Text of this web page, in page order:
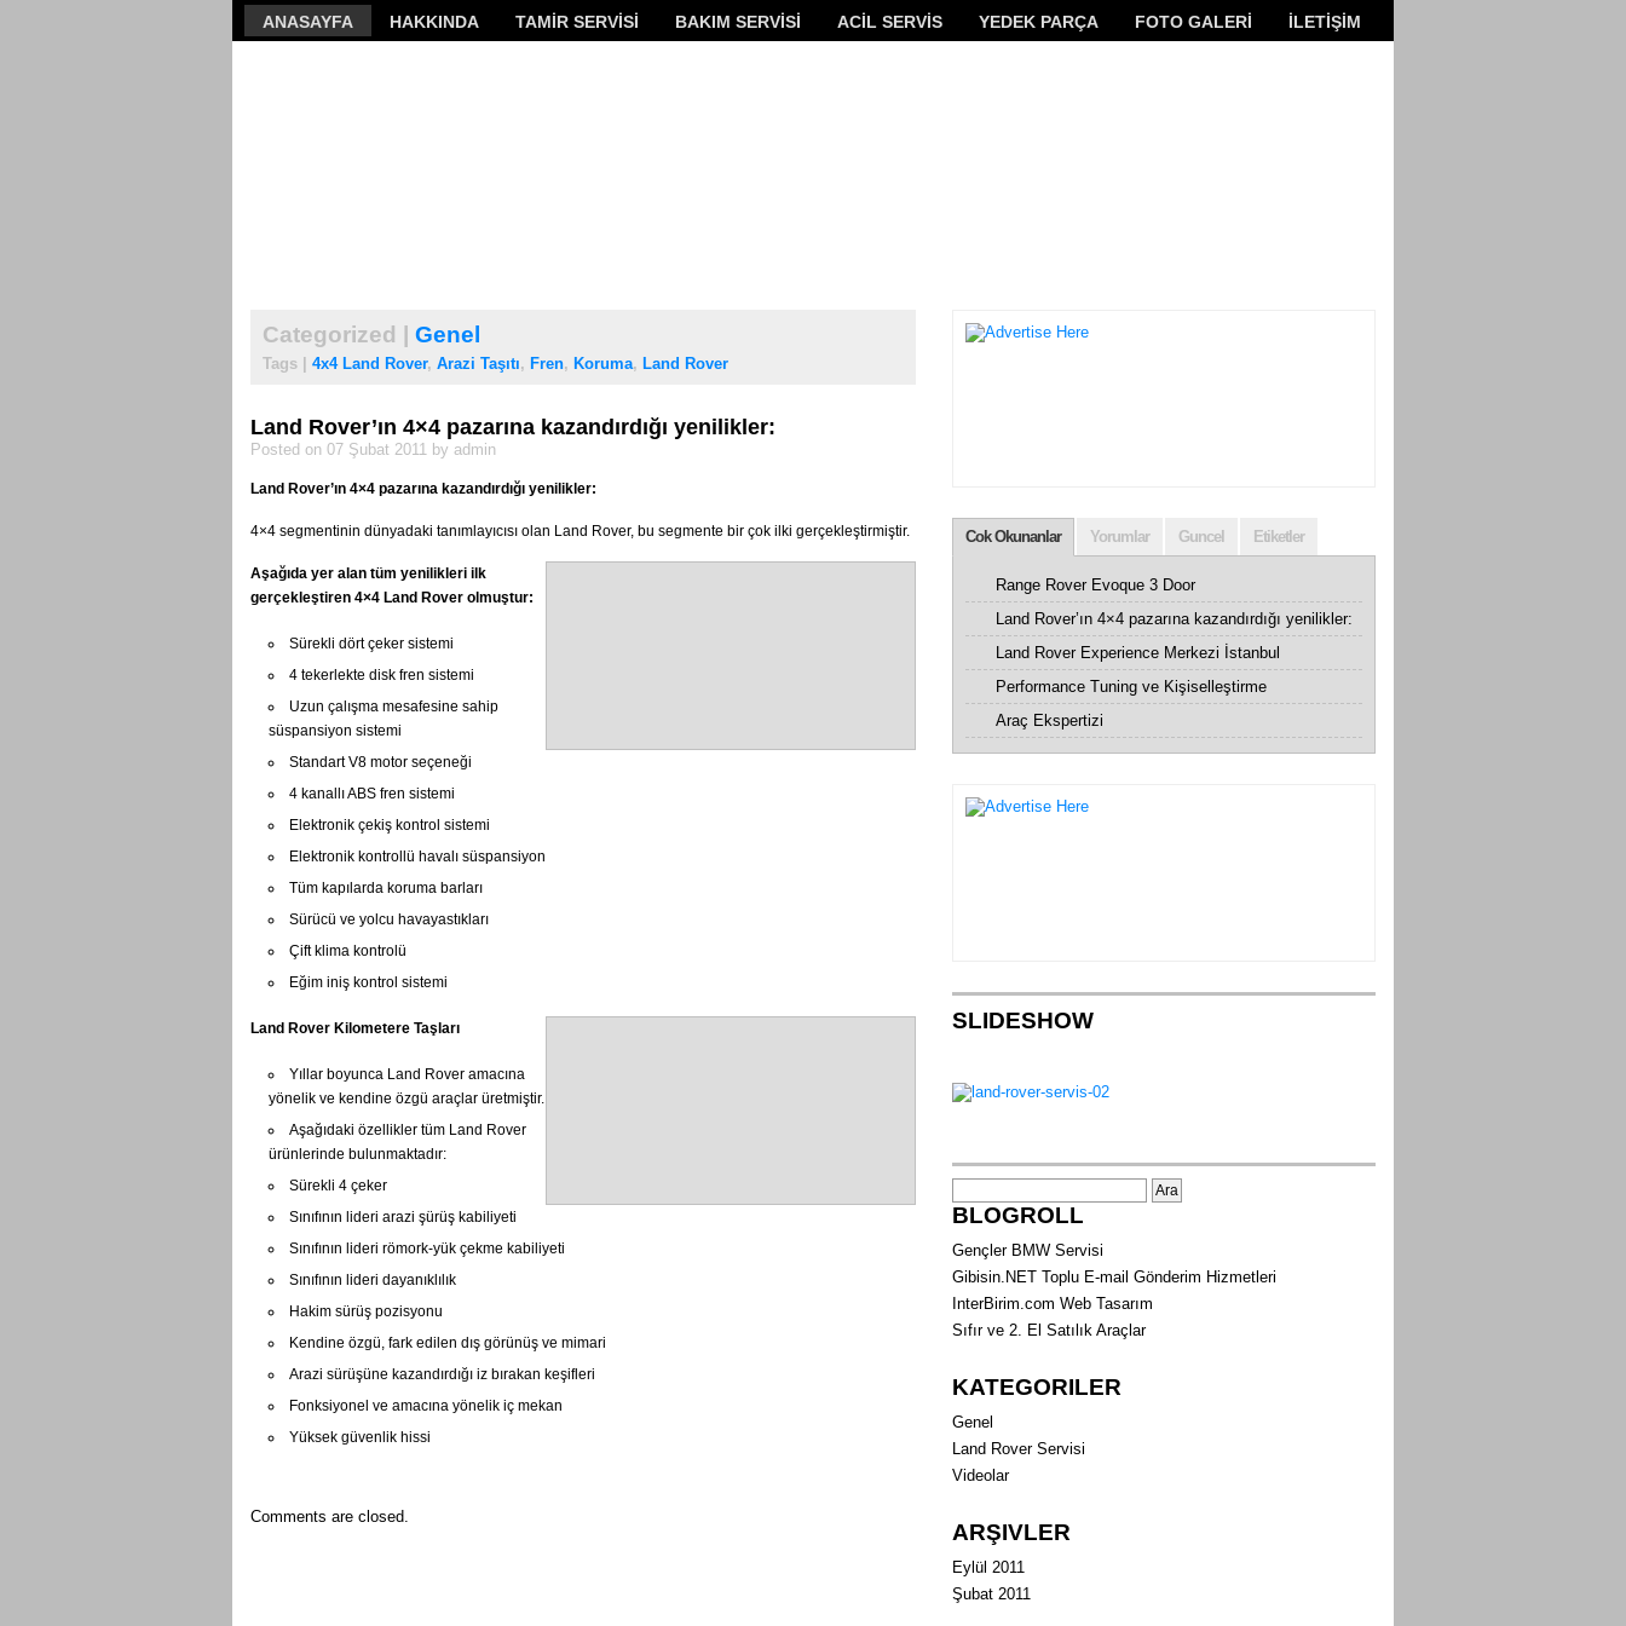
ANASAYFA HAKKINDA TAMİR SERVİSİ BAKIM SERVİSİ ACİL SERVİS YEDEK PARÇA FOTO GALERİ İLETİŞİM
Categorized | Genel
Tags | 4x4 Land Rover, Arazi Taşıtı, Fren, Koruma, Land Rover
Land Rover’ın 4×4 pazarına kazandırdığı yenilikler:
Posted on 07 Şubat 2011 by admin
Land Rover’ın 4×4 pazarına kazandırdığı yenilikler:
4×4 segmentinin dünyadaki tanımlayıcısı olan Land Rover, bu segmente bir çok ilki gerçekleştirmiştir.
Aşağıda yer alan tüm yenilikleri ilk
gerçekleştiren 4×4 Land Rover olmuştur:
Sürekli dört çeker sistemi
4 tekerlekte disk fren sistemi
Uzun çalışma mesafesine sahip
süspansiyon sistemi
Standart V8 motor seçeneği
4 kanallı ABS fren sistemi
Elektronik çekiş kontrol sistemi
Elektronik kontrollü havalı süspansiyon
Tüm kapılarda koruma barları
Sürücü ve yolcu havayastıkları
Çift klima kontrolü
Eğim iniş kontrol sistemi
Land Rover Kilometere Taşları
Yıllar boyunca Land Rover amacına
yönelik ve kendine özgü araçlar üretmiştir.
Aşağıdaki özellikler tüm Land Rover
ürünlerinde bulunmaktadır:
Sürekli 4 çeker
Sınıfının lideri arazi şürüş kabiliyeti
Sınıfının lideri römork-yük çekme kabiliyeti
Sınıfının lideri dayanıklılık
Hakim sürüş pozisyonu
Kendine özgü, fark edilen dış görünüş ve mimari
Arazi sürüşüne kazandırdığı iz bırakan keşifleri
Fonksiyonel ve amacına yönelik iç mekan
Yüksek güvenlik hissi
Comments are closed.
Cok Okunanlar Yorumlar Guncel Etiketler
Range Rover Evoque 3 Door
Land Rover’ın 4×4 pazarına kazandırdığı yenilikler:
Land Rover Experience Merkezi İstanbul
Performance Tuning ve Kişiselleştirme
Araç Ekspertizi
SLIDESHOW
BLOGROLL
Gençler BMW Servisi
Gibisin.NET Toplu E-mail Gönderim Hizmetleri
InterBirim.com Web Tasarım
Sıfır ve 2. El Satılık Araçlar
KATEGORILER
Genel
Land Rover Servisi
Videolar
ARŞIVLER
Eylül 2011
Şubat 2011